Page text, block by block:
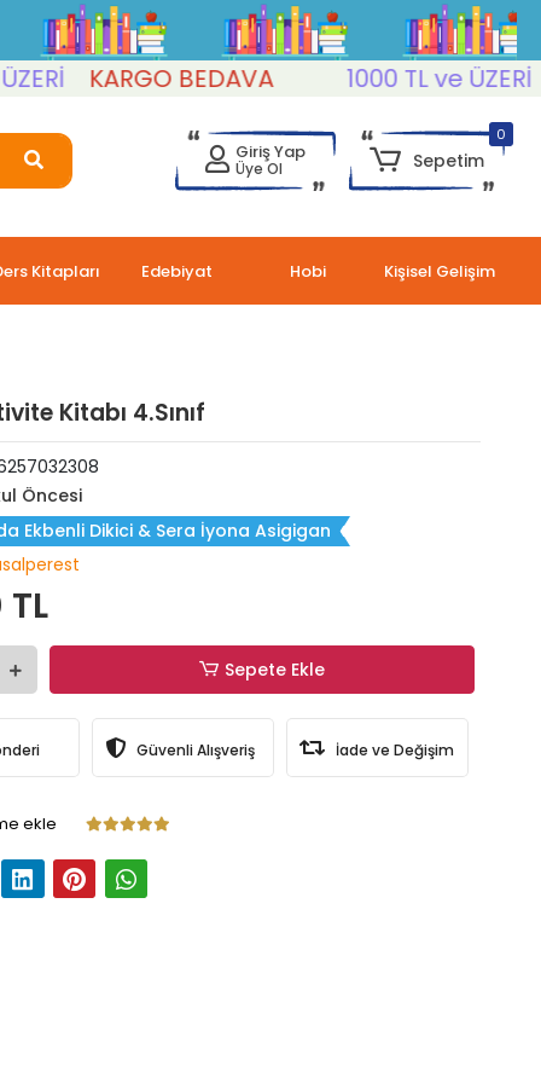
KARGO BEDAVA 1000 TL ve ÜZERİ
Giriş Yap
Üye Ol
0
Sepetim
Kitapları Edebiyat Hobi Kişisel Gelişim
Kitabı 4.Sınıf
Öncesi
Ekbenli Dikici & Sera İyona Asigigan
Sepete Ekle
Güvenli Alışveriş İade ve Değişim
ekle